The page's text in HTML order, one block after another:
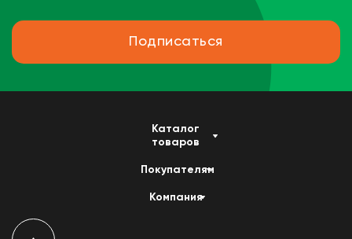
Подписаться
Каталог
товаров
Покупателям
Компания